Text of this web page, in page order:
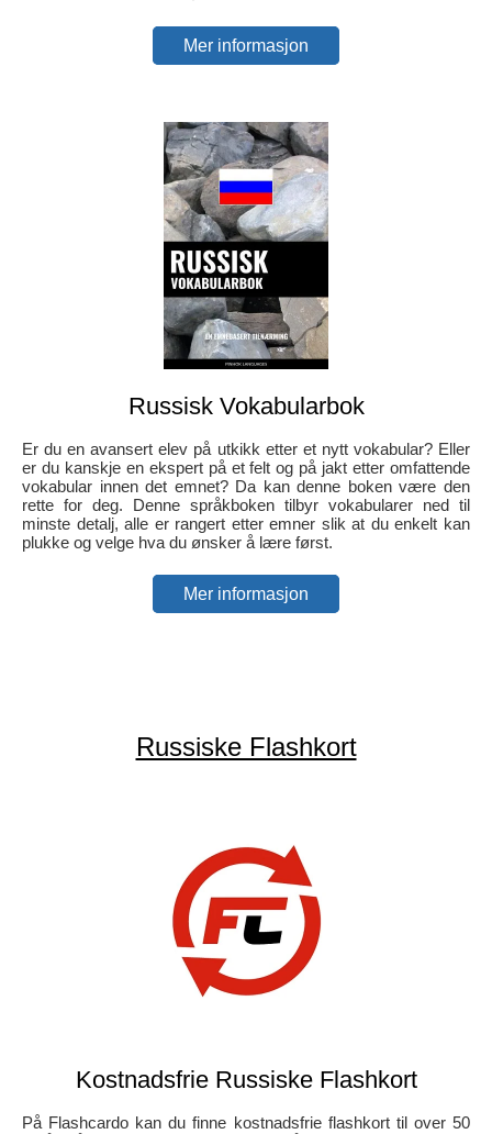
Mer informasjon
Russisk Vokabularbok
Er du en avansert elev på utkikk etter et nytt vokabular? Eller
er du kanskje en ekspert på et felt og på jakt etter omfattende
vokabular innen det emnet? Da kan denne boken være den
rette for deg. Denne språkboken tilbyr vokabularer ned til
minste detalj, alle er rangert etter emner slik at du enkelt kan
plukke og velge hva du ønsker å lære først.
Mer informasjon
Russiske Flashkort
Kostnadsfrie Russiske Flashkort
På Flashcardo kan du finne kostnadsfrie flashkort til over 50